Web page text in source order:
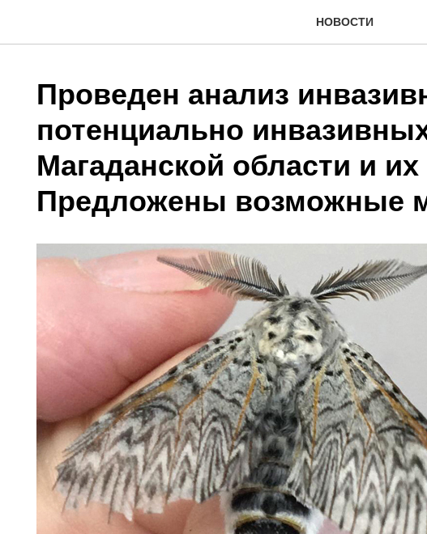
НОВОСТИ
Проведен анализ
потенциально
Магаданской области и
Предложены возможные